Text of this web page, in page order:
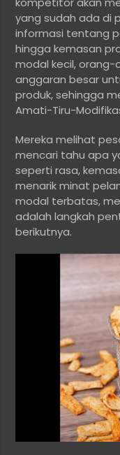
yang sudah ada di
informasi tentang
hingga kemasan
modal kecil, orang-
anggaran besar
produk, sehingga
Amati-Tiru-
Mereka melihat
mencari tahu apa
seperti rasa,
menarik minat
modal terbatas,
adalah langkah
berikutnya.